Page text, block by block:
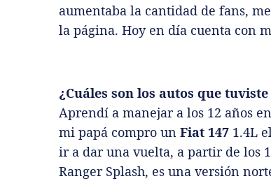
aumentaba la cantidad de fans,
la página. Hoy en día cuenta con
¿Cuáles son los autos que
Aprendí a manejar a los 12 años
mi papá compro un Fiat 147 1.4L
ir a dar una vuelta, a partir de los
Ranger Splash, es una versión